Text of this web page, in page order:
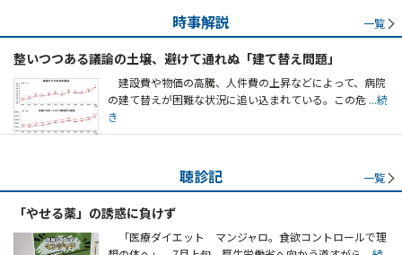
時事解説 一覧
整いつつある議論の土壌、避けて通れぬ「建て替え問題」
建設費や物価の高騰、人件費の上昇などによって、病院
の建て替えが困難な状況に追い込まれている。この危 ...続
き
聴診記 一覧
「やせる薬」の誘惑に負けず
「医療ダイエット マンジャロ。食欲コントロールで理